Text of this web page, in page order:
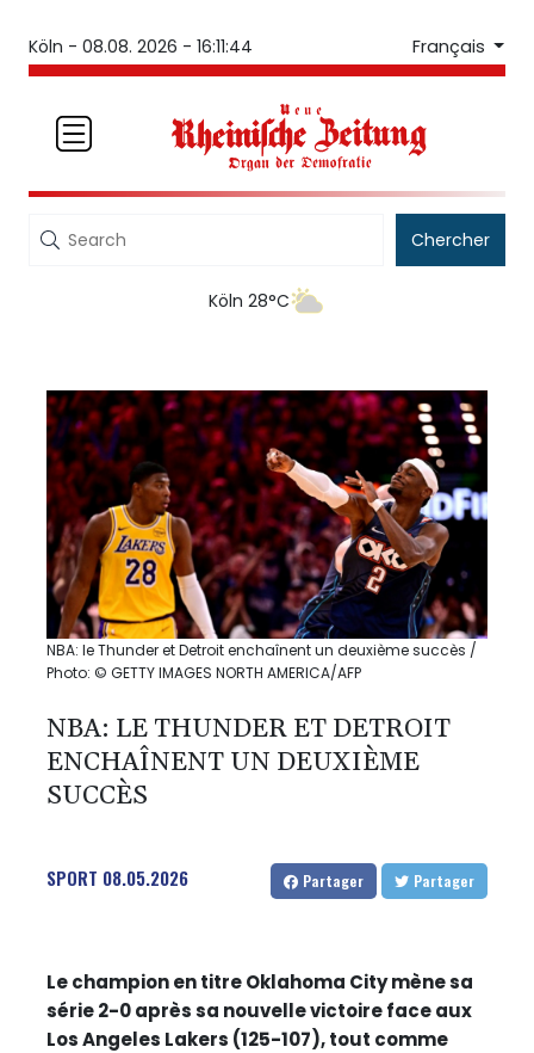
Köln - 08.08. 2026 - 16:11:44 Français
Chercher
Köln 28°C
NBA: le Thunder et Detroit enchaînent un deuxième succès /
Photo: © GETTY IMAGES NORTH AMERICA/AFP
NBA: LE THUNDER ET DETROIT
ENCHAÎNENT UN DEUXIÈME
SUCCÈS
SPORT 08.05.2026 Partager Partager
Le champion en titre Oklahoma City mène sa
série 2-0 après sa nouvelle victoire face aux
Los Angeles Lakers (125-107), tout comme